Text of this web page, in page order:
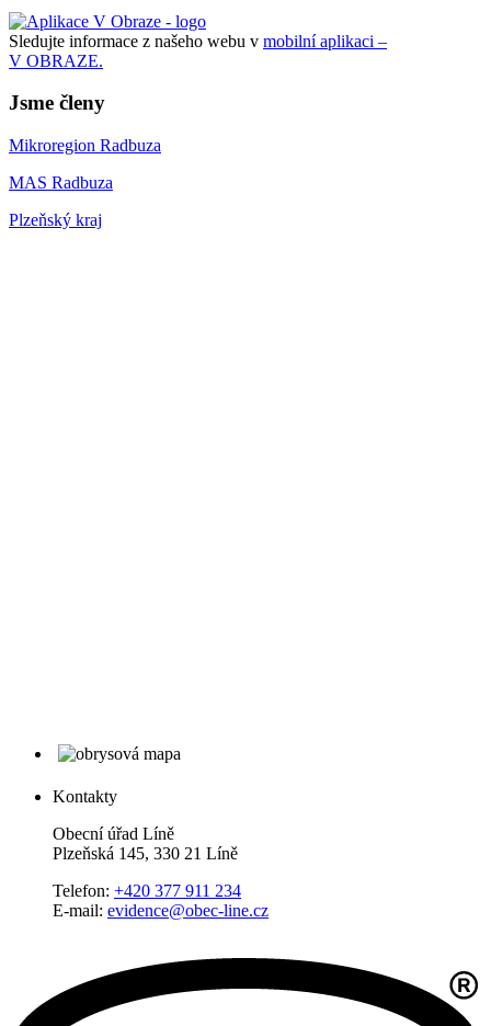
Sledujte informace z našeho webu v mobilní aplikaci –
V OBRAZE.
Jsme členy
Mikroregion Radbuza
MAS Radbuza
Plzeňský kraj
Kontakty
Obecní úřad Líně
Plzeňská 145, 330 21 Líně
Telefon: +420 377 911 234
E-mail: evidence@obec-line.cz